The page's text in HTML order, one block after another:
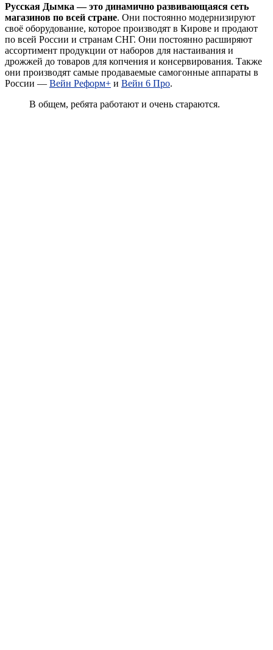
Русская Дымка — это динамично развивающаяся сеть
магазинов по всей стране. Они постоянно модернизируют
своё оборудование, которое производят в Кирове и продают
по всей России и странам СНГ. Они постоянно расширяют
ассортимент продукции от наборов для настаивания и
дрожжей до товаров для копчения и консервирования. Также
они производят самые продаваемые самогонные аппараты в
России — Вейн Реформ+ и Вейн 6 Про.
В общем, ребята работают и очень стараются.